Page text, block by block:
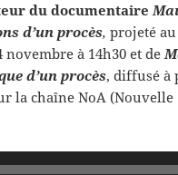
du documentaire
d’un procès, projeté
novembre à 14h30 et de
d’un procès, diffusé à
la chaîne NoA (Nouvelle